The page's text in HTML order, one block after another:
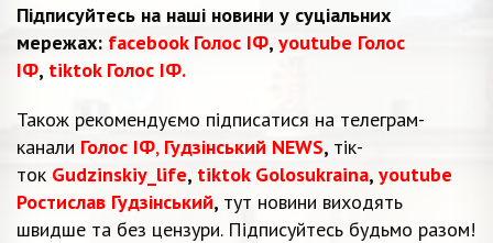
Підписуйтесь на наші новини у суціальних
мережах: facebook Голос ІФ, youtube Голос
ІФ, tiktok Голос ІФ.
Також рекомендуємо підписатися на телеграм-
канали Голос ІФ, Гудзінський NEWS, тік-
ток Gudzinskiy_life, tiktok Golosukraina, youtube
Ростислав Гудзінський, тут новини виходять
швидше та без цензури. Підписуйтесь будьмо разом!